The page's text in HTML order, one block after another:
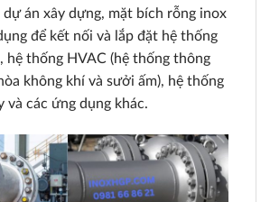
dự án xây dựng, mặt bích rỗng inox
để kết nối và lắp đặt hệ thống
hệ thống HVAC (hệ thống thông
không khí và sưởi ấm), hệ thống
và các ứng dụng khác.